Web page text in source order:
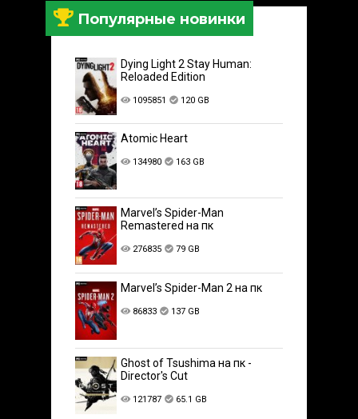
Популярные новинки
Dying Light 2 Stay Human:
Reloaded Edition
1095851 120 GB
Atomic Heart
134980 163 GB
Marvel’s Spider-Man
Remastered на пк
276835 79 GB
Marvel’s Spider-Man 2 на пк
86833 137 GB
Ghost of Tsushima на пк -
Director's Cut
121787 65.1 GB